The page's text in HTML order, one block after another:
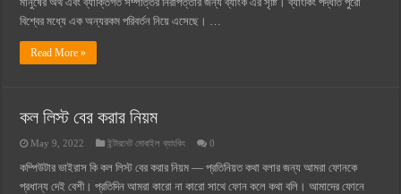
বিশ্বের মধ্যে এক অন্যরকম পরিবর্তন নিয়ে এসেছে। …
Read More »
কল লিস্ট বের করার নিয়ম
May 9, 2022 ইন্টারনেট মোবাইল ব্যাংকিং 0
কম্পিউটার ভাইরাস কি কল লিস্ট বের করার নিয়ম — প্রতিনিয়ত কথা বলার জন্য আমরা ফোনকে
প্রধান্য দেই বেশী। প্রতিদিন আমরা কারো না কারো সাথে ফোন কলে কথা বলি। আমাদের ফোনে